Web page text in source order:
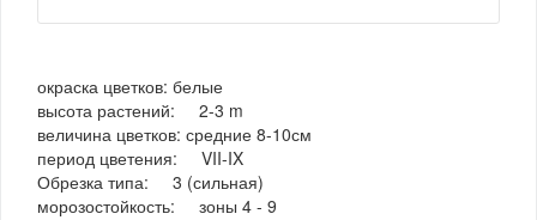
окраска цветков: белые
высота растений: 2-3 m
величина цветков: средние 8-10см
период цветения: VII-IX
Обрезка типа: 3 (сильная)
морозостойкость: зоны 4 - 9